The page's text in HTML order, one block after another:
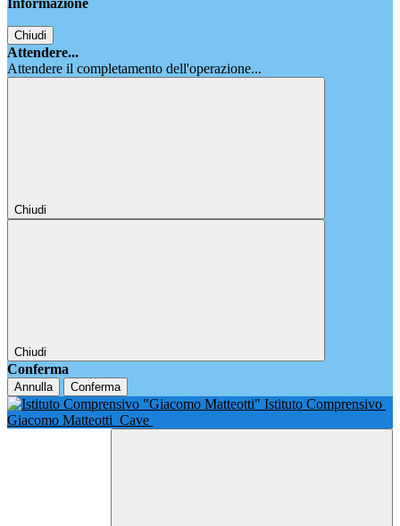
Informazione
Chiudi
Attendere...
Attendere il completamento dell'operazione...
Chiudi
Chiudi
Conferma
Annulla Conferma
Istituto Comprensivo
Giacomo Matteotti Cave